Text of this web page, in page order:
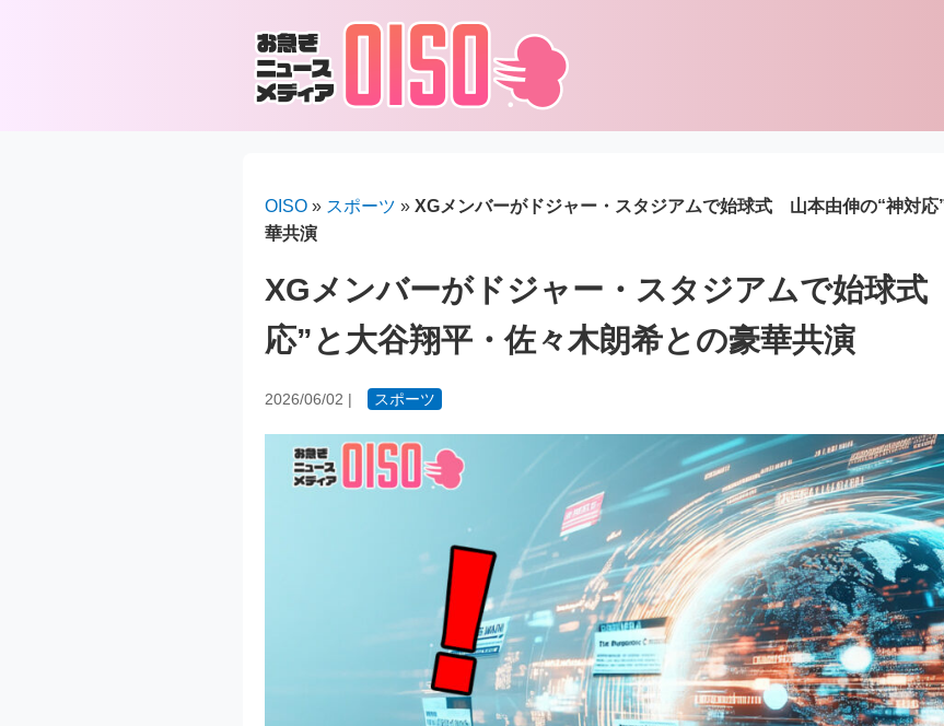
OISO » スポーツ » XGメンバーがドジャー・スタジアムで始球式 山本由伸の“神対応
華共演
XGメンバーがドジャー・スタジアムで始球
応”と大谷翔平・佐々木朗希との豪華共演
2026/06/02 | スポーツ